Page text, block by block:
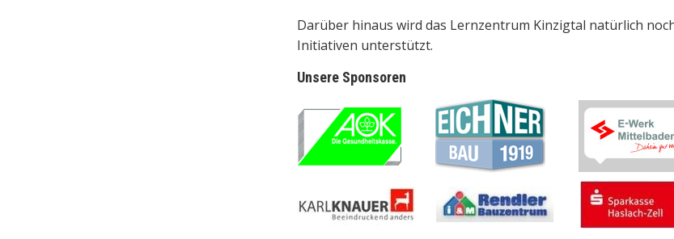
Darüber hinaus wird das Lernzentrum Kinzigtal natürlich
Initiativen unterstützt.
Unsere Sponsoren